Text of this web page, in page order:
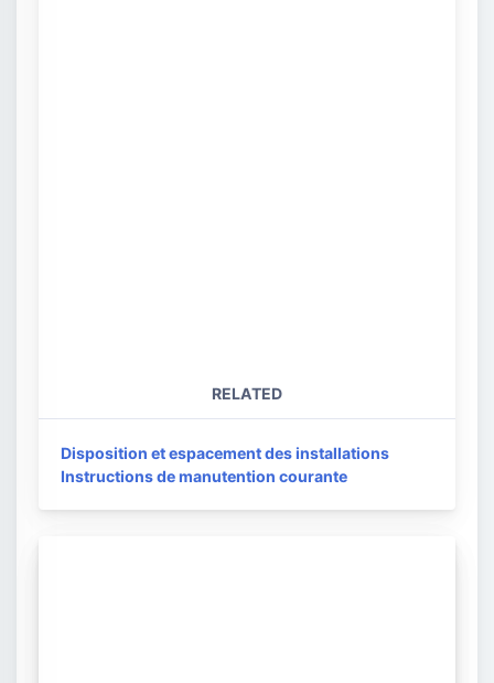
RELATED
Disposition et espacement des installations
Instructions de manutention courante